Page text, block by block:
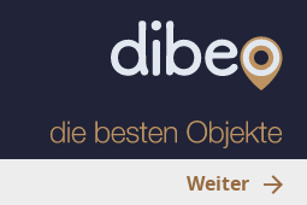
Weiter